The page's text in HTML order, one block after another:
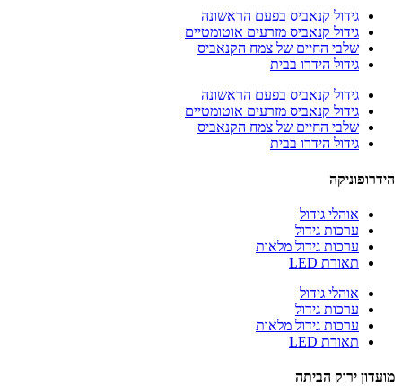
גידול קנאביס בפעם הראשונה
גידול קנאביס מזרעים אוטומטיים
שלבי החיים של צמח הקנאביס
גידול הידרו בבית
גידול קנאביס בפעם הראשונה
גידול קנאביס מזרעים אוטומטיים
שלבי החיים של צמח הקנאביס
גידול הידרו בבית
הידרופוניקה
אוהלי גידול
ערכות גידול
ערכות גידול מלאות
תאורת LED
אוהלי גידול
ערכות גידול
ערכות גידול מלאות
תאורת LED
מועדון ירוק הביתה